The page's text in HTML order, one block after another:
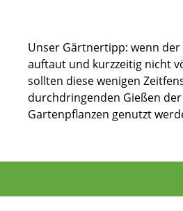
Unser Gärtnertipp: wenn
auftaut und kurzzeitig nicht
sollten diese wenigen
durchdringenden Gießen
Gartenpflanzen genutzt